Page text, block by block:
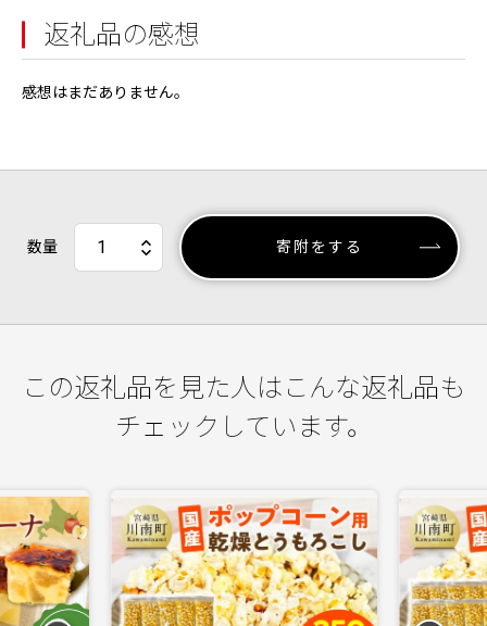
返礼品の感想
感想はまだありません。
数量 寄附をする
この返礼品を見た人はこんな返礼品も
チェックしています。